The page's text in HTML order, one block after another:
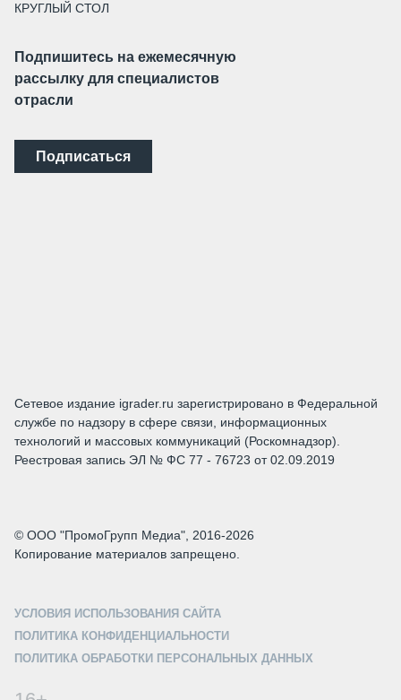
КРУГЛЫЙ СТОЛ
Подпишитесь на ежемесячную
рассылку для специалистов
отрасли
Подписаться
Сетевое издание igrader.ru зарегистрировано в Федеральной
службе по надзору в сфере связи, информационных
технологий и массовых коммуникаций (Роскомнадзор).
Реестровая запись ЭЛ № ФС 77 - 76723 от 02.09.2019
© ООО "ПромоГрупп Медиа", 2016-2026
Копирование материалов запрещено.
УСЛОВИЯ ИСПОЛЬЗОВАНИЯ САЙТА
ПОЛИТИКА КОНФИДЕНЦИАЛЬНОСТИ
ПОЛИТИКА ОБРАБОТКИ ПЕРСОНАЛЬНЫХ ДАННЫХ